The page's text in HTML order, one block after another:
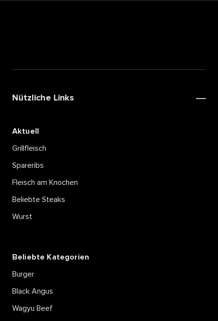
Nützliche Links
Aktuell
Grillfleisch
Spareribs
Fleisch am Knochen
Beliebte Steaks
Wurst
Beliebte Kategorien
Burger
Black Angus
Wagyu Beef